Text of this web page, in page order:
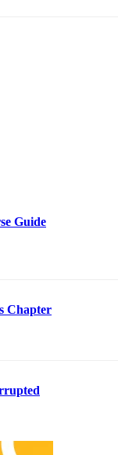
Guide
Chapter